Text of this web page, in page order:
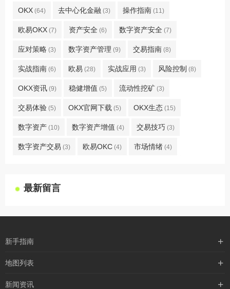
OKX (64) 去中心化金融 (3) 操作指南 (11)
欧易OKX (7) 资产安全 (6) 数字资产安全 (7)
应对策略 (3) 数字资产管理 (9) 交易指南 (8)
实战指南 (6) 欧易 (28) 实战应用 (3) 风险控制 (8)
OKX资讯 (9) 稳健增值 (5) 流动性挖矿 (3)
交易体验 (5) OKX官网下载 (5) OKX生态 (15)
数字资产 (10) 数字资产增值 (4) 交易技巧 (3)
数字资产交易 (3) 欧易OKC (4) 市场情绪 (4)
最新留言
新手指南
购买流程
地图列表
最新文章
新闻资讯